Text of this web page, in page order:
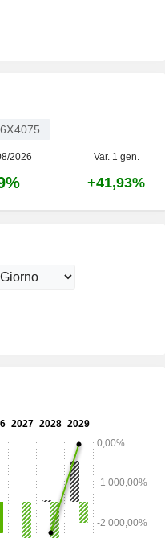
2026 Var. 1 gen.
+41,93%